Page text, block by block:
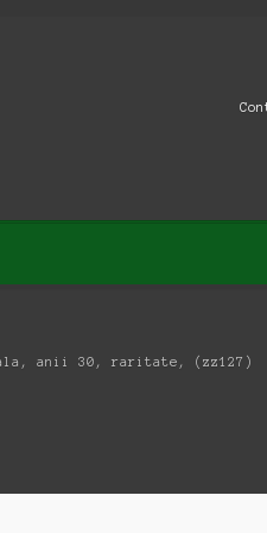
anii 30, raritate, (zz127)